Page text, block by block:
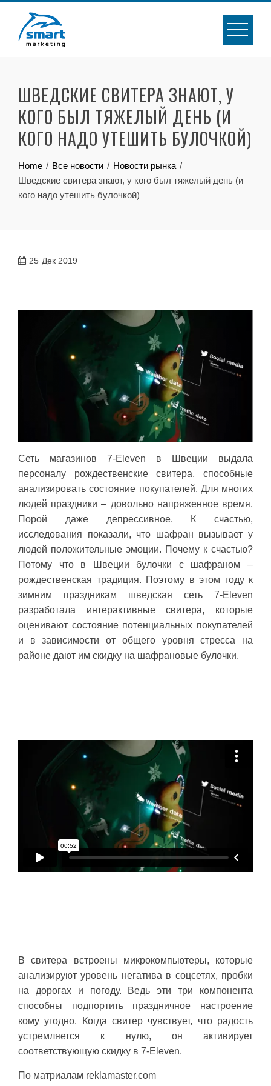
content
ШВЕДСКИЕ СВИТЕРА ЗНАЮТ, У
КОГО БЫЛ ТЯЖЕЛЫЙ ДЕНЬ (И
КОГО НАДО УТЕШИТЬ БУЛОЧКОЙ)
Home Все новости
Новости рынка
Шведские свитера знают, у кого был тяжелый день (и
кого надо утешить булочкой)
25 Дек 2019
Сеть магазинов 7-Eleven в Швеции выдала
персоналу рождественские свитера, способные
анализировать состояние покупателей. Для многих
людей праздники – довольно напряженное время.
Порой даже депрессивное. К счастью,
исследования показали, что шафран вызывает у
людей положительные эмоции. Почему к счастью?
Потому что в Швеции булочки с шафраном –
рождественская традиция. Поэтому в этом году к
зимним праздникам шведская сеть 7-Eleven
разработала интерактивные свитера, которые
оценивают состояние потенциальных покупателей
и в зависимости от общего уровня стресса на
районе дают им скидку на шафрановые булочки.
В свитера встроены микрокомпьютеры, которые
анализируют уровень негатива в соцсетях, пробки
на дорогах и погоду. Ведь эти три компонента
способны подпортить праздничное настроение
кому угодно. Когда свитер чувствует, что радость
устремляется к нулю, он активирует
соответствующую скидку в 7-Eleven.
По матриалам reklamaster.com